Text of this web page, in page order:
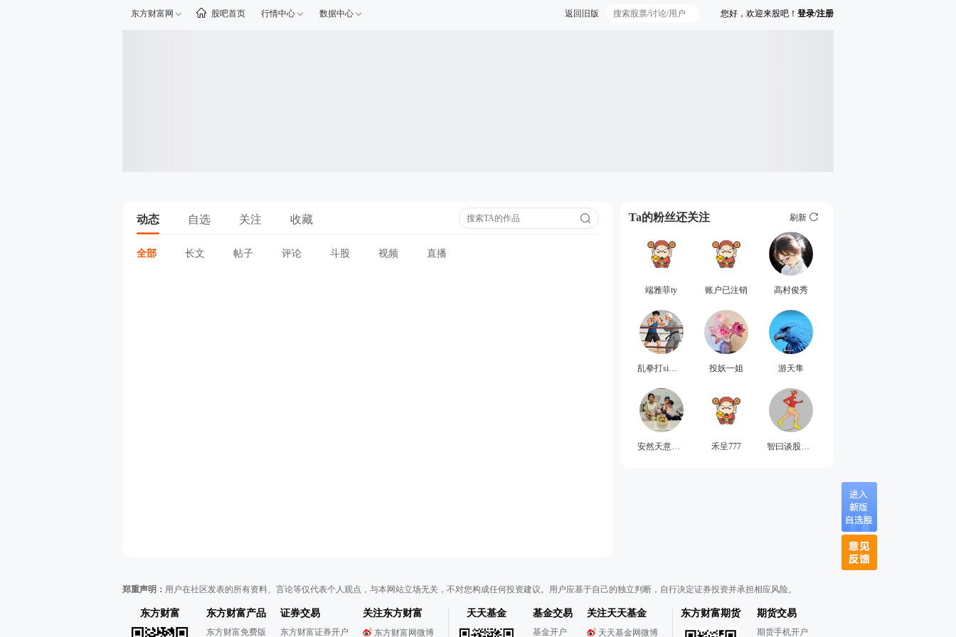
东方财富网 股吧首页 行情中心 数据中心 您好，欢迎来股吧！ 登录/注册
返回旧版
动态 自选 关注 收藏
全部 长文 帖子 评论 斗股 视频 直播
Ta的粉丝还关注 刷新
端雅菲ty 账户已注销 高村俊秀
乱拳打si老师傅 投妖一姐 游天隼
安然天意欣然天赐 禾呈777 智曰谈股论金
郑重声明： 用户在社区发表的所有资料、言论等仅代表个人观点，与本网站立场无关，不对您构成任何投资建议。用户应基于自己的独立判断，自行决定证券投资并承担相应风险。
东方财富 东方财富产品
东方财富免费版
证券交易
东方财富证券开户
关注东方财富
东方财富网微博
天天基金 基金交易
基金开户
关注天天基金
天天基金网微博
东方财富期货 期货交易
期货手机开户